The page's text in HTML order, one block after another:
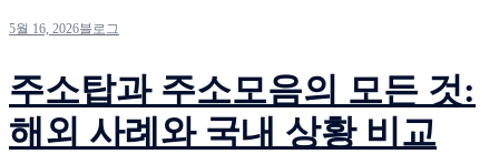
5월 16, 2026블로그
주소탑과 주소모음의 모든 것:
해외 사례와 국내 상황 비교